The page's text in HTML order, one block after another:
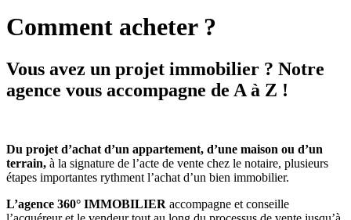
Comment acheter ?
Vous avez un projet immobilier ? Notre
agence vous accompagne de A à Z !
Du projet d’achat d’un appartement, d’une maison ou d’un
terrain, à la signature de l’acte de vente chez le notaire, plusieurs
étapes importantes rythment l’achat d’un bien immobilier.
L’agence 360° IMMOBILIER accompagne et conseille